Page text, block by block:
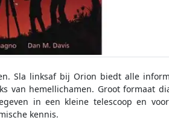
Sla linksaf bij Orion biedt alle
van hemellichamen. Groot formaat
in een kleine telescoop en
kennis.